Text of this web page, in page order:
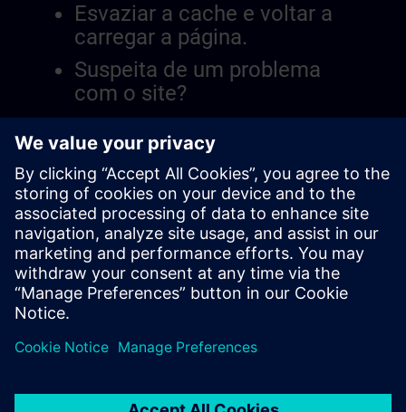
Esvaziar a cache e voltar a
carregar a página.
Suspeita de um problema
com o site?
Relatar a questão